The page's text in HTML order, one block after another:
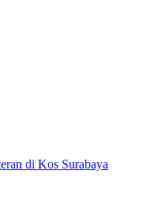
di Kos Surabaya